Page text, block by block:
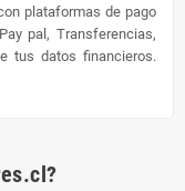
plataformas de pago
pal, Transferencias,
tus datos financieros.